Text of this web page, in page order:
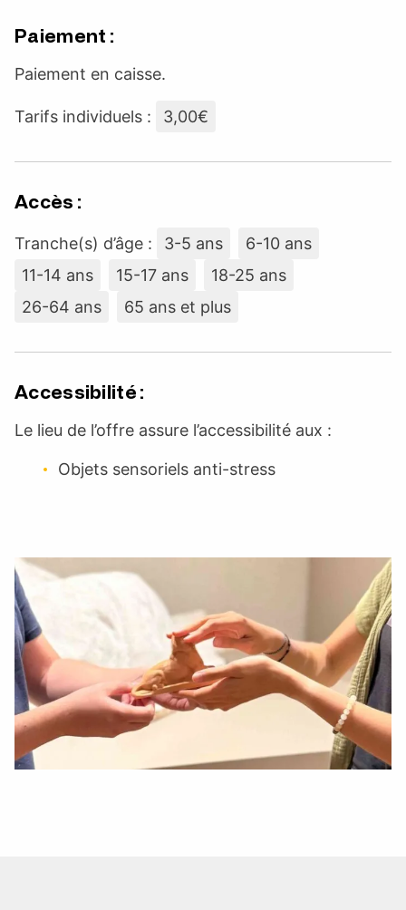
Paiement :
Paiement en caisse.
Tarifs individuels : 3,00€
Accès :
Tranche(s) d’âge : 3-5 ans
6-10 ans
11-14 ans
15-17 ans
18-25 ans
26-64 ans
65 ans et plus
Accessibilité :
Le lieu de l’offre assure l’accessibilité aux :
Objets sensoriels anti-stress